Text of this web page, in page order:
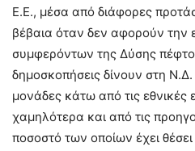
Ε.Ε., μέσα από διάφορες
βέβαια όταν δεν αφορούν την
συμφερόντων της Δύσης
δημοσκοπήσεις δίνουν στη
μονάδες κάτω από τις εθνικές
χαμηλότερα και από τις
ποσοστό των οποίων έχει